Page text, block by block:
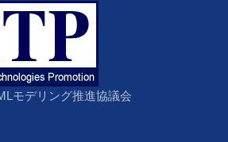
モデリング推進協議会